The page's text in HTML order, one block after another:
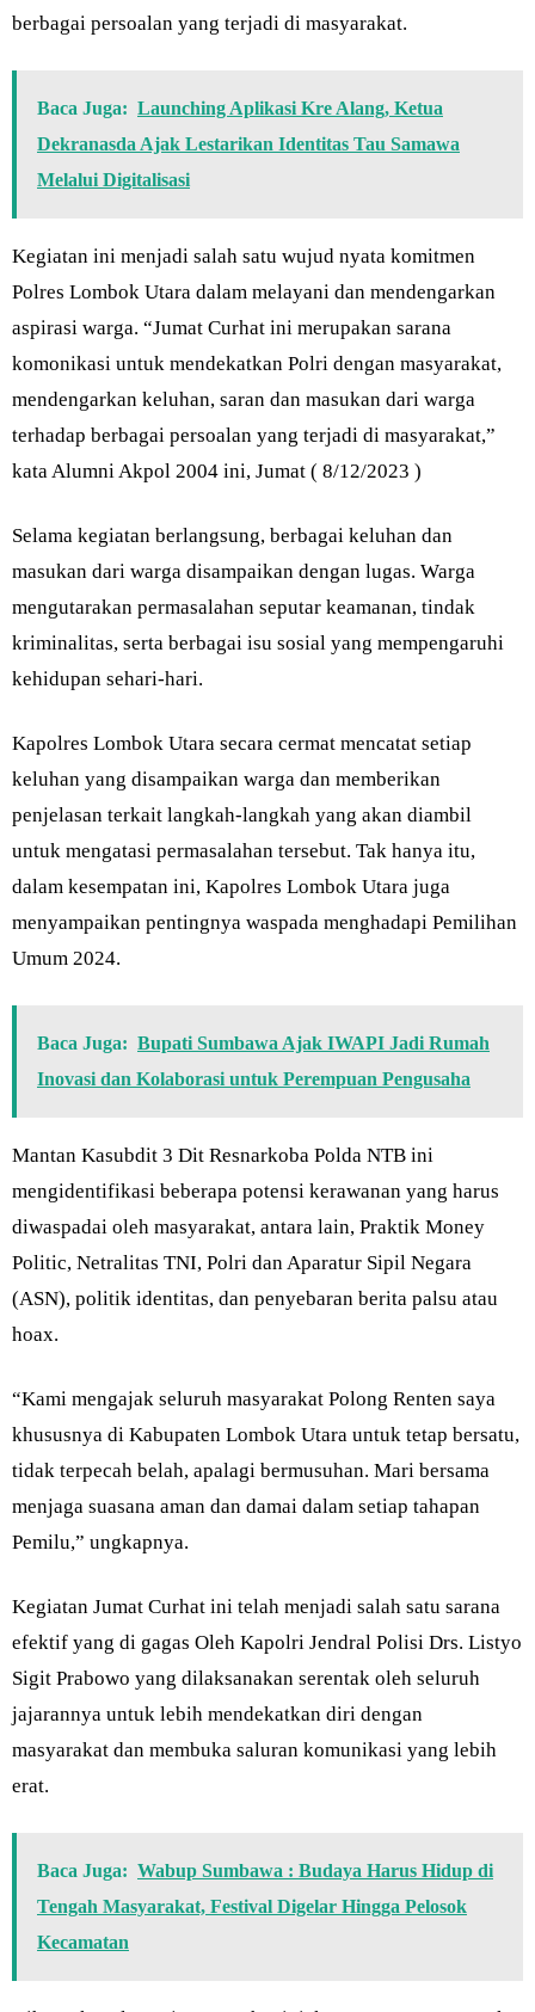
berbagai persoalan yang terjadi di masyarakat.
Baca Juga: Launching Aplikasi Kre Alang, Ketua
Dekranasda Ajak Lestarikan Identitas Tau Samawa
Melalui Digitalisasi
Kegiatan ini menjadi salah satu wujud nyata komitmen
Polres Lombok Utara dalam melayani dan mendengarkan
aspirasi warga. “Jumat Curhat ini merupakan sarana
komonikasi untuk mendekatkan Polri dengan masyarakat,
mendengarkan keluhan, saran dan masukan dari warga
terhadap berbagai persoalan yang terjadi di masyarakat,”
kata Alumni Akpol 2004 ini, Jumat ( 8/12/2023 )
Selama kegiatan berlangsung, berbagai keluhan dan
masukan dari warga disampaikan dengan lugas. Warga
mengutarakan permasalahan seputar keamanan, tindak
kriminalitas, serta berbagai isu sosial yang mempengaruhi
kehidupan sehari-hari.
Kapolres Lombok Utara secara cermat mencatat setiap
keluhan yang disampaikan warga dan memberikan
penjelasan terkait langkah-langkah yang akan diambil
untuk mengatasi permasalahan tersebut. Tak hanya itu,
dalam kesempatan ini, Kapolres Lombok Utara juga
menyampaikan pentingnya waspada menghadapi Pemilihan
Umum 2024.
Baca Juga: Bupati Sumbawa Ajak IWAPI Jadi Rumah
Inovasi dan Kolaborasi untuk Perempuan Pengusaha
Mantan Kasubdit 3 Dit Resnarkoba Polda NTB ini
mengidentifikasi beberapa potensi kerawanan yang harus
diwaspadai oleh masyarakat, antara lain, Praktik Money
Politic, Netralitas TNI, Polri dan Aparatur Sipil Negara
(ASN), politik identitas, dan penyebaran berita palsu atau
hoax.
“Kami mengajak seluruh masyarakat Polong Renten saya
khususnya di Kabupaten Lombok Utara untuk tetap bersatu,
tidak terpecah belah, apalagi bermusuhan. Mari bersama
menjaga suasana aman dan damai dalam setiap tahapan
Pemilu,” ungkapnya.
Kegiatan Jumat Curhat ini telah menjadi salah satu sarana
efektif yang di gagas Oleh Kapolri Jendral Polisi Drs. Listyo
Sigit Prabowo yang dilaksanakan serentak oleh seluruh
jajarannya untuk lebih mendekatkan diri dengan
masyarakat dan membuka saluran komunikasi yang lebih
erat.
Baca Juga: Wabup Sumbawa : Budaya Harus Hidup di
Tengah Masyarakat, Festival Digelar Hingga Pelosok
Kecamatan